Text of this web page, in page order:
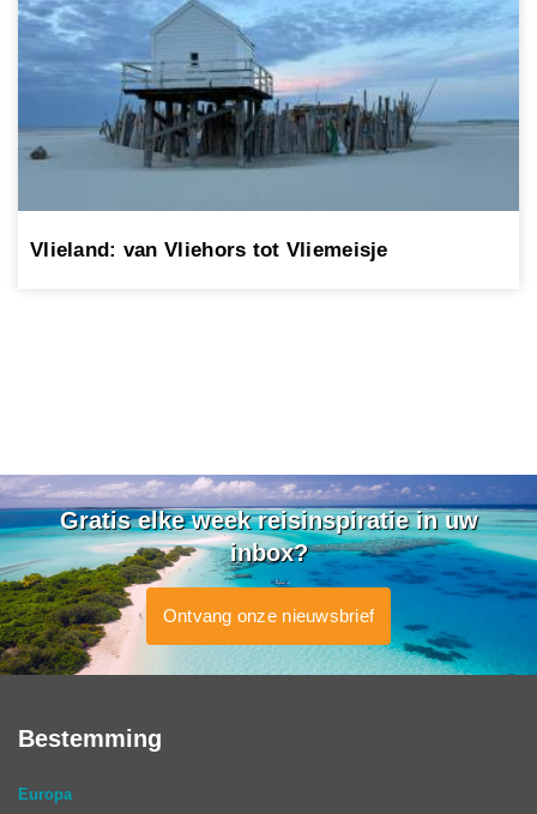
Vlieland: van Vliehors tot Vliemeisje
Gratis elke week reisinspiratie in uw
inbox?
Ontvang onze nieuwsbrief
Bestemming
Europa